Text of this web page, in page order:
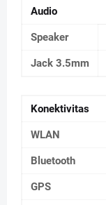
Audio
Speaker
Jack 3.5mm
Konektivitas
WLAN
Bluetooth
GPS